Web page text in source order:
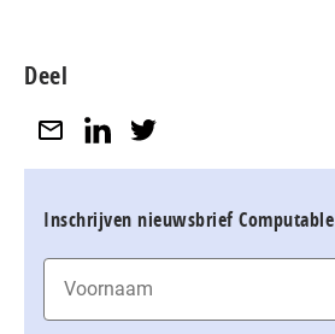
Deel
Inschrijven nieuwsbrief Computable